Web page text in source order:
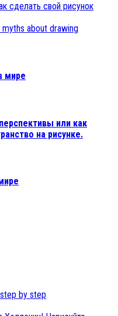
сделать свой рисунок
about drawing
мире
или как
на рисунке.
by step